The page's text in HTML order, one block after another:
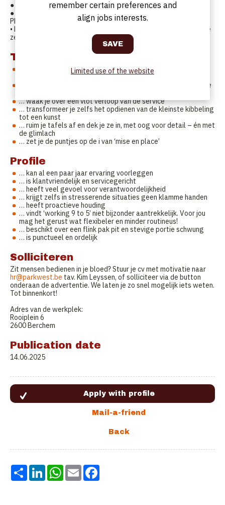
● Elke werkdag een gezonde maaltijd.
● Kortingen op tal van merken – van Zalando tot Expedia en van
Philips tot de Efteling – via Benefits at Work
• En of je 4 of 5 dagen per week het dienblad oppakt? Dat kies je
zelf.
Tasks
… zet je onze gasten op een voetstuk – of tenminste op de
… maak je van de Park West-ervaring eentje om nooit meer te
… waak je over een vlot verloop van de service
… transformeer je zelfs het opdienen van de kleinste kibbeling
tot een kunst
… ruim je tafels af en dek je ze in, met oog voor detail – én met
de glimlach
… zet je de puntjes op de i van ‘mise en place’
Profile
… kan al een paar jaar ervaring voorleggen
… is klantvriendelijk en servicegericht
… heeft veel gevoel voor verantwoordelijkheid
… krijgt zelfs in stresserende situaties geen klamme handen
… heeft proactieve houding
… vindt ‘working 9 to 5’ niet bijzonder aantrekkelijk. Voor jou
mag het gerust wat flexibeler en minder routineus!
… beschikt over een flink pak pit en stevige portie schwung
… is punctueel en ordelijk
Solliciteren
Zit mensen bedienen in je bloed? Stuur je cv met motivatie naar
hr@parkwest.be tav. Kim Leyssen, of solliciteer via de button
onderaan de advertentie. We laten je zo snel mogelijk iets weten.
Tot binnenkort!
Adres van de werkplek:
Rooiplein 6
2600 Berchem
Publication date
14.06.2025
Share LinkedInWhatsApp
Email
remember certain preferences and
align jobs interests.
Limited use of the website